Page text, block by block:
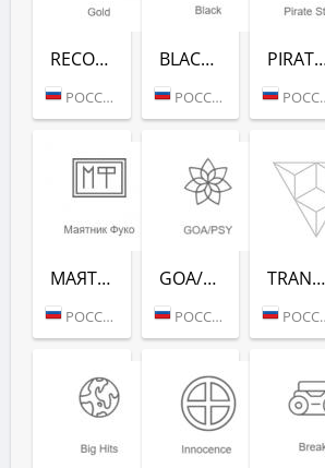
RECORD GOLD (РАДИО РЕКОРД)
РОССИЯ (МОСКВА)
BLACK RAP (РАДИО РЕКОРД)
РОССИЯ (МОСКВА)
PIRATE
РОССИЯ (МОСКВА)
МАЯТНИК ФУКО (РАДИО РЕКОРД)
РОССИЯ (МОСКВА)
GOA/PSY (РАДИО РЕКОРД)
РОССИЯ (МОСКВА)
TRANCE CLASSICS (РАДИО РЕКОРД)
РОССИЯ (МОСКВА)